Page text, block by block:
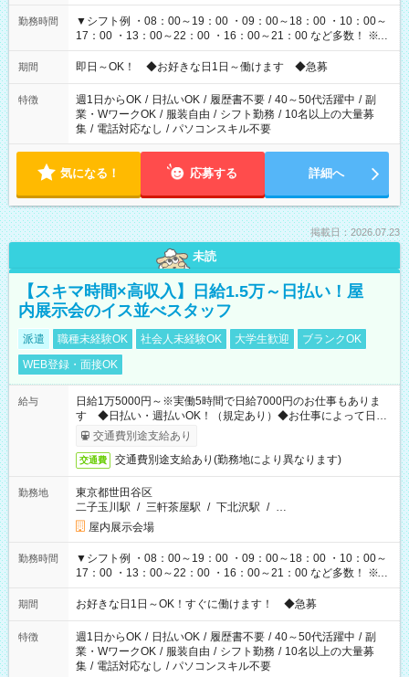
勤務時間
▼シフト例 ・08：00～19：00 ・09：00～18：00 ・10：00～
17：00 ・13：00～22：00 ・16：00～21：00 など多数！ ※お
仕事により勤務時間が異なります
期間 即日～OK！ ◆お好きな日1日～働けます ◆急募
特徴 週1日からOK / 日払いOK / 履歴書不要 / 40～50代活躍中 / 副
業・WワークOK / 服装自由 / シフト勤務 / 10名以上の大量募
集 / 電話対応なし / パソコンスキル不要
気になる！ 応募する 詳細へ
掲載日：2026.07.23
未読
【スキマ時間×高収入】日給1.5万～日払い！屋
内展示会のイス並べスタッフ
派遣 職種未経験OK 社会人未経験OK 大学生歓迎
ブランクOK
WEB登録・面接OK
給与
日給1万5000円～※実働5時間で日給7000円のお仕事もありま
す ◆日払い・週払いOK！（規定あり）◆お仕事によって日給
も異なります
交通費別途支給あり
交通費 交通費別途支給あり(勤務地により異なります)
勤務地
東京都世田谷区
二子玉川駅 / 三軒茶屋駅 / 下北沢駅 / …
屋内展示会場
勤務時間
▼シフト例 ・08：00～19：00 ・09：00～18：00 ・10：00～
17：00 ・13：00～22：00 ・16：00～21：00 など多数！ ※お
仕事により勤務時間が異なります
期間 お好きな日1日～OK！すぐに働けます！ ◆急募
特徴 週1日からOK / 日払いOK / 履歴書不要 / 40～50代活躍中 / 副
業・WワークOK / 服装自由 / シフト勤務 / 10名以上の大量募
集 / 電話対応なし / パソコンスキル不要